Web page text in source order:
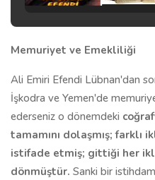
Memuriyet ve Emekliliği
Ali Emiri Efendi Lübnan'dan
İşkodra ve Yemen'de
ederseniz o dönemdeki
tamamını dolaşmış;
istifade etmiş; gittiği her
dönmüştür. Sanki bir